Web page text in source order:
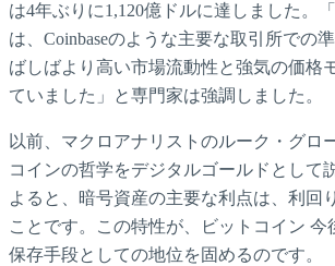
は4年ぶりに1,120億ドルに達しました。
は、Coinbaseのような主要な取引所での
ばしばより高い市場流動性と強気の価格
ていました」と専門家は強調しました。
以前、マクロアナリストのルーク・グロ
コインの哲学をデジタルゴールドとして
よると、暗号資産の主要な利点は、利回
ことです。この特性が、ビットコイン 今
保存手段としての地位を固めるのです。